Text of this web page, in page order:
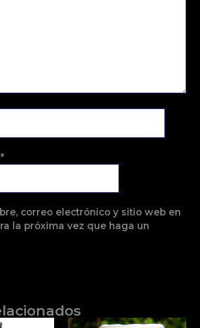
*
correo electrónico y sitio web en
la próxima vez que haga un